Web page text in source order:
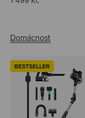
BESTSELLER